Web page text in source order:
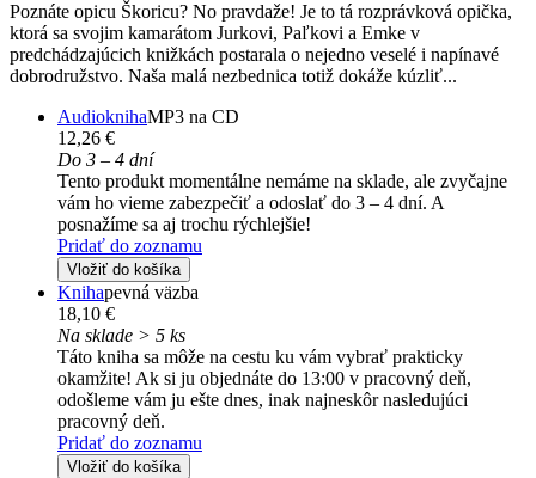
Poznáte opicu Škoricu? No pravdaže! Je to tá rozprávková opička,
ktorá sa svojim kamarátom Jurkovi, Paľkovi a Emke v
predchádzajúcich knižkách postarala o nejedno veselé i napínavé
dobrodružstvo. Naša malá nezbednica totiž dokáže kúzliť...
AudioknihaMP3 na CD
12,26 €
Do 3 – 4 dní
Tento produkt momentálne nemáme na sklade, ale zvyčajne
vám ho vieme zabezpečiť a odoslať do 3 – 4 dní. A
posnažíme sa aj trochu rýchlejšie!
Pridať do zoznamu
Vložiť do košíka
Knihapevná väzba
18,10 €
Na sklade > 5 ks
Táto kniha sa môže na cestu ku vám vybrať prakticky
okamžite! Ak si ju objednáte do 13:00 v pracovný deň,
odošleme vám ju ešte dnes, inak najneskôr nasledujúci
pracovný deň.
Pridať do zoznamu
Vložiť do košíka